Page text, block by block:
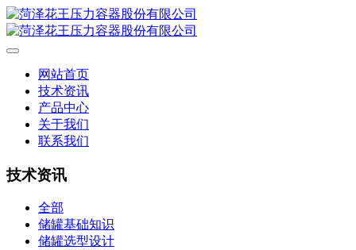
网站首页
技术资讯
产品中心
关于我们
联系我们
技术资讯
全部
储罐基础知识
储罐选型设计